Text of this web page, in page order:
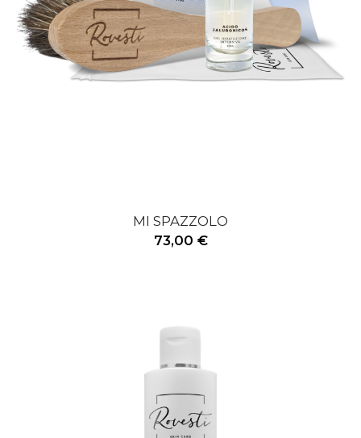
MI SPAZZOLO
73,00 €